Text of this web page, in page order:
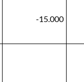
-15.000